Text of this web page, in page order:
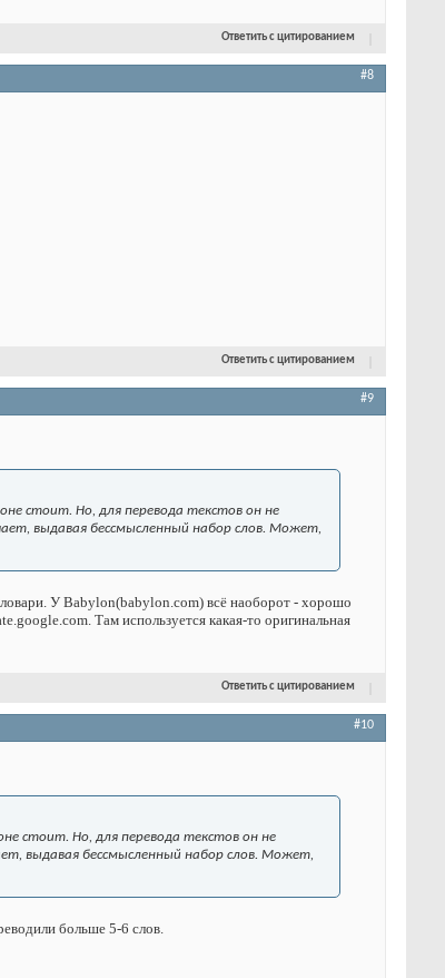
Ответить с цитированием
#8
Ответить с цитированием
#9
стоит. Но, для перевода текстов он не
выдавая бессмысленный набор слов. Может,
У Babylon(babylon.com) всё наоборот - хорошо
Там используется какая-то оригинальная
Ответить с цитированием
#10
стоит. Но, для перевода текстов он не
выдавая бессмысленный набор слов. Может,
больше 5-6 слов.